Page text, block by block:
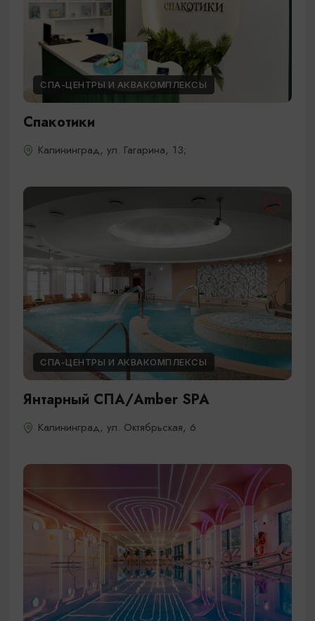
СПА-ЦЕНТРЫ И АКВАКОМПЛЕКСЫ
Спакотики
Калининград, ул. Гагарина, 13;
СПА-ЦЕНТРЫ И АКВАКОМПЛЕКСЫ
Янтарный СПА/Amber SPA
Калининград, ул. Октябрьская, 6